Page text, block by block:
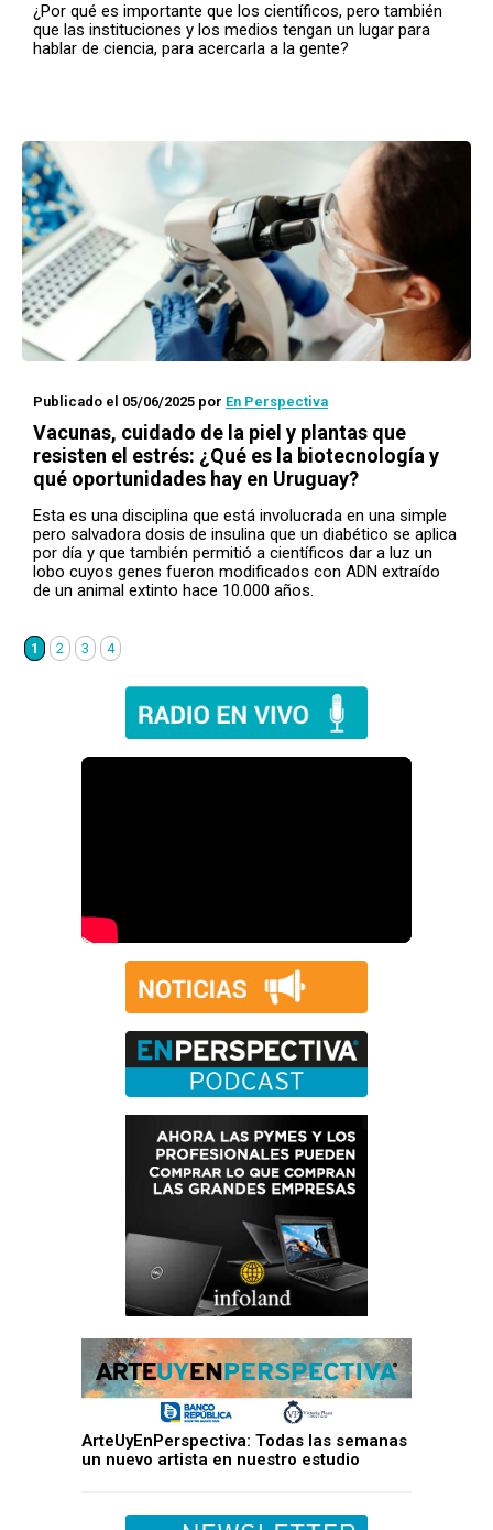
¿Por qué es importante que los científicos, pero también
que las instituciones y los medios tengan un lugar para
hablar de ciencia, para acercarla a la gente?
Publicado el 05/06/2025 por En Perspectiva
Vacunas, cuidado de la piel y plantas que
resisten el estrés: ¿Qué es la biotecnología y
qué oportunidades hay en Uruguay?
Esta es una disciplina que está involucrada en una simple
pero salvadora dosis de insulina que un diabético se aplica
por día y que también permitió a científicos dar a luz un
lobo cuyos genes fueron modificados con ADN extraído
de un animal extinto hace 10.000 años.
1 2 3 4
ArteUyEnPerspectiva: Todas las semanas
un nuevo artista en nuestro estudio